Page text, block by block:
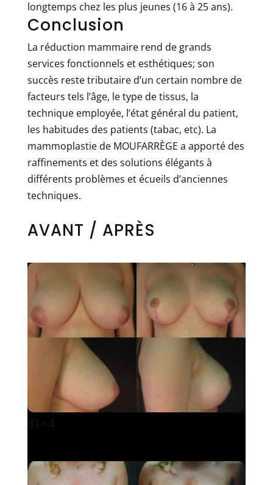
longtemps chez les plus jeunes (16 à 25 ans).
Conclusion
La réduction mammaire rend de grands
services fonctionnels et esthétiques; son
succès reste tributaire d’un certain nombre de
facteurs tels l’âge, le type de tissus, la
technique employée, l’état général du patient,
les habitudes des patients (tabac, etc). La
mammoplastie de MOUFARRÈGE a apporté des
raffinements et des solutions élégants à
différents problèmes et écueils d’anciennes
techniques.
AVANT / APRÈS